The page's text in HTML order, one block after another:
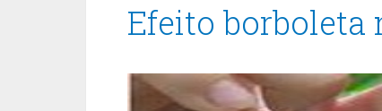
Efeito borboleta